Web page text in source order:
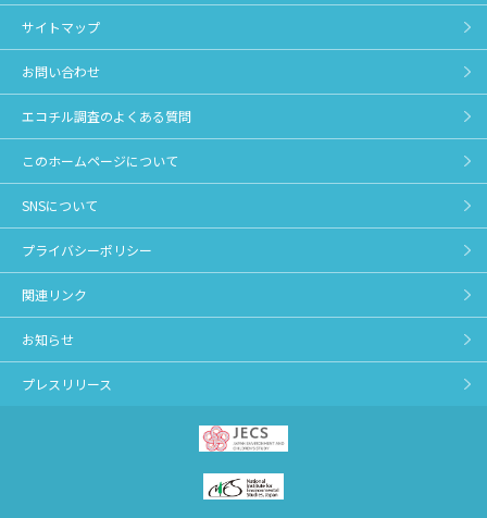
サイトマップ
お問い合わせ
エコチル調査のよくある質問
このホームページについて
SNSについて
プライバシーポリシー
関連リンク
お知らせ
プレスリリース